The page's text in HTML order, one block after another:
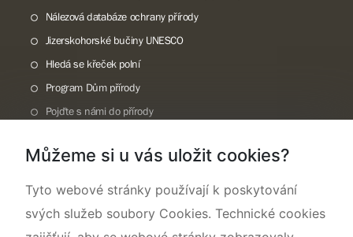
Nálezová databáze ochrany přírody
Jizerskohorské bučiny UNESCO
Hledá se křeček polní
Program Dům přírody
Pojďte s námi do přírody
Rok CHKO pod záštitou České komise pro UNESCO
Můžeme si u vás uložit cookies?
Tyto webové stránky používají k poskytování
svých služeb soubory Cookies. Technické cookies